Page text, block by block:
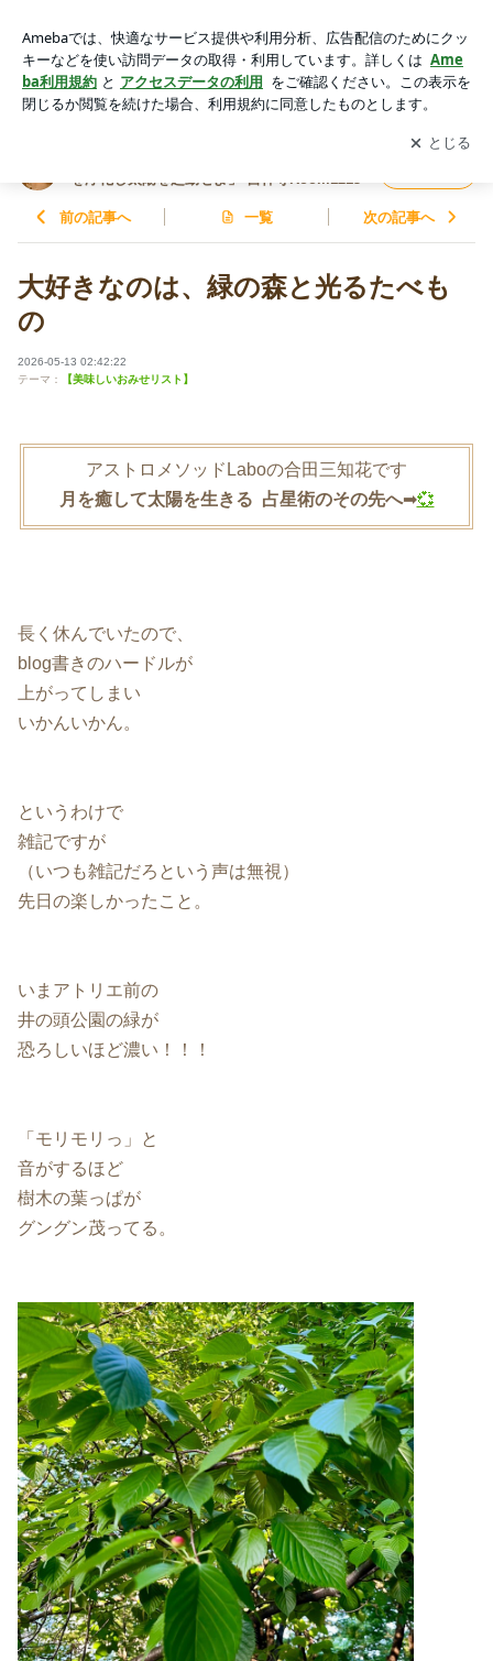
とセラピーワーク「月を浄化し太陽を起動せよ」 吉祥寺Room
1213
アプリをダウンロードして ブログの更新通知
を受け取りまし
ょう。
開く
を浄化し太陽を起動せよ」 吉祥寺Room1213
前の記事へ 一覧 次の記事へ
大好きなのは、緑の森と光るたべも
の
2026-05-13 02:42:22
テーマ：
【美味しいおみせリスト】
アストロメソッドLaboの合田三知花です
月を癒して太陽を生きる 占星術のその先へ➡︎💞
長く休んでいたので、
blog書きのハードルが
上がってしまい
いかんいかん。
というわけで
雑記ですが
（いつも雑記だろという声は無視）
先日の楽しかったこと。
いまアトリエ前の
井の頭公園の緑が
恐ろしいほど濃い！！！
「モリモリっ」と
音がするほど
樹木の葉っぱが
グングン茂ってる。